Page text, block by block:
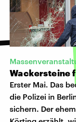
Wackersteine
Erster Mai. Das
die Polizei in
sichern. Der